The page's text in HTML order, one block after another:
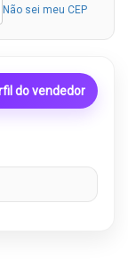
Não sei meu CEP
do vendedor